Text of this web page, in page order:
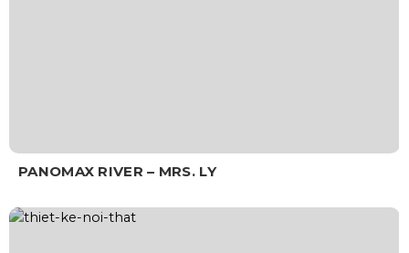
PANOMAX RIVER – MRS. LY